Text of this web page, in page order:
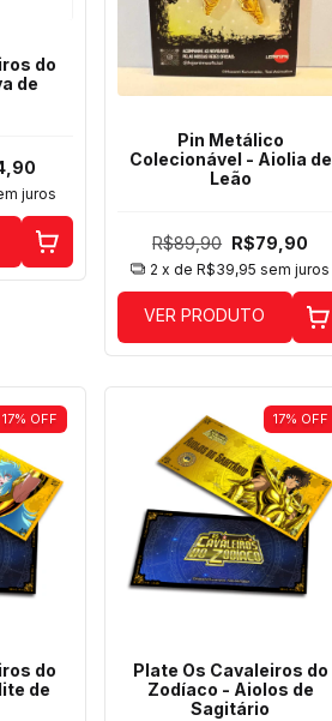
do
de
juros
Pin Metálico
Colecionável - Aiolia de
Leão
R$89,90 R$79,90
2 x deR$39,95 sem juros
VER PRODUTO
17% OFF
do
de
17% OFF
Plate Os Cavaleiros do
Zodíaco - Aiolos de
Sagitário